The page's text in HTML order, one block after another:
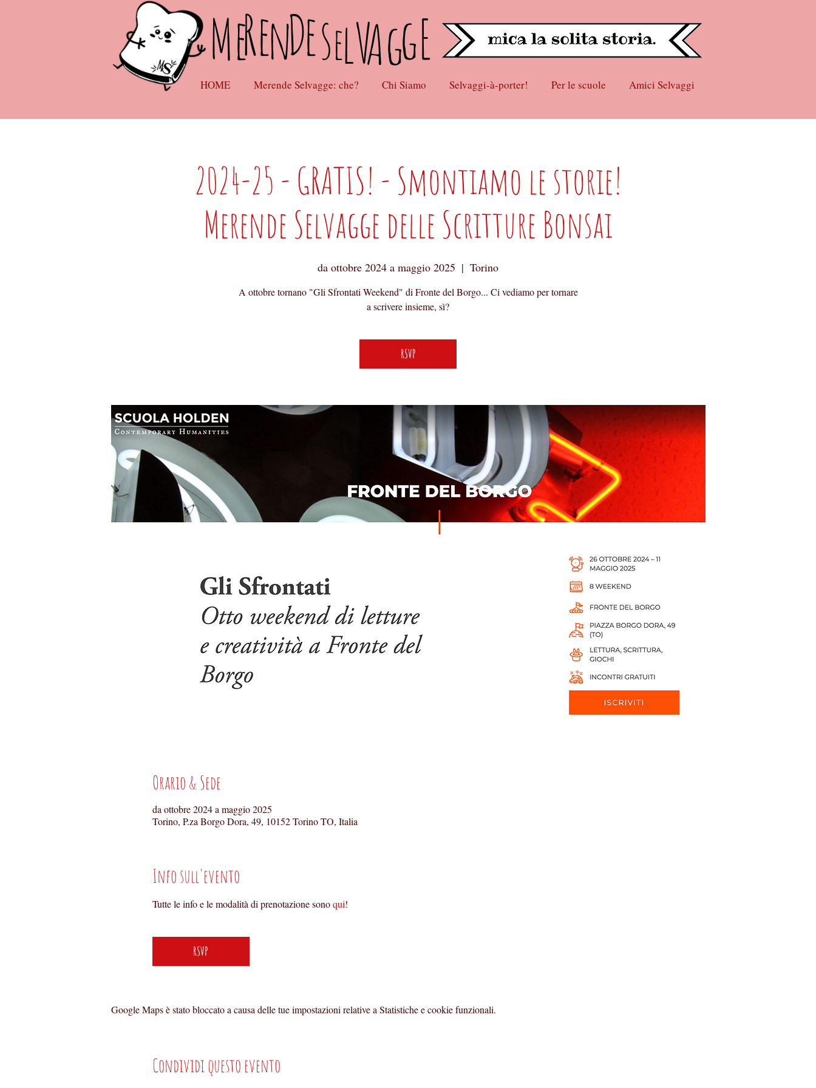
Me
HOME Merende Selvagge: che? Chi Siamo Selvaggi-à-porter! Per le scuole Amici Selvaggi
RenDeselVAggE
2024-25 - GRATIS! - Smontiamo le storie!
Merende Selvagge delle Scritture Bonsai
da ottobre 2024 a maggio 2025
  |
Torino
A ottobre tornano "Gli Sfrontati Weekend" di Fronte del Borgo... Ci vediamo per tornare
a scrivere insieme, sì?
RSVP
Orario & Sede
da ottobre 2024 a maggio 2025
Torino, P.za Borgo Dora, 49, 10152 Torino TO, Italia
Info sull'evento
Tutte le info e le modalità di prenotazione sono qui!
RSVP
Google Maps è stato bloccato a causa delle tue impostazioni relative a Statistiche e cookie funzionali.
Condividi questo evento